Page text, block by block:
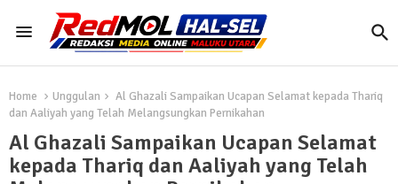
Home Unggulan
Al Ghazali Sampaikan Ucapan Selamat kepada Thariq
dan Aaliyah yang Telah Melangsungkan Pernikahan
Al Ghazali Sampaikan Ucapan Selamat
kepada Thariq dan Aaliyah yang Telah